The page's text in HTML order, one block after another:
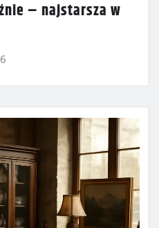
– najstarsza w